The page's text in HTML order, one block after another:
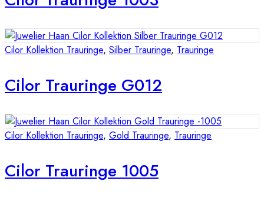
Cilor Kollektion Trauringe, Silber Trauringe, Trauringe
Cilor Trauringe G012
Cilor Kollektion Trauringe, Gold Trauringe, Trauringe
Cilor Trauringe 1005